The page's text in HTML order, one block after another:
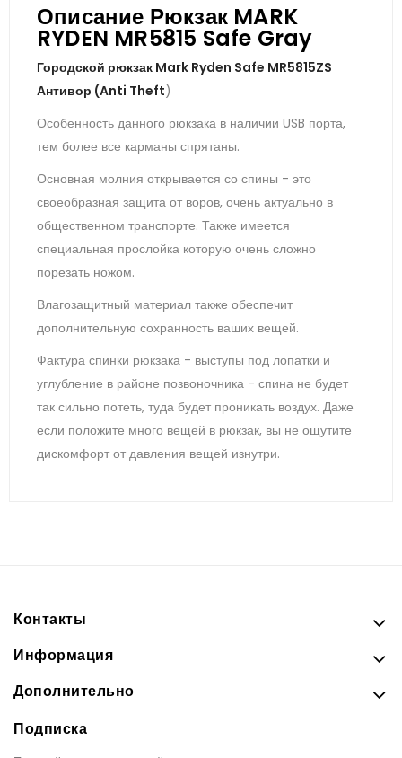
Описание Рюкзак MARK
RYDEN MR5815 Safe Gray
Городской рюкзак Mark Ryden Safe MR5815ZS
Антивор (Anti Theft)
Особенность данного рюкзака в наличии USB порта,
тем более все карманы спрятаны.
Основная молния открывается со спины - это
своеобразная защита от воров, очень актуально в
общественном транспорте. Также имеется
специальная прослойка которую очень сложно
порезать ножом.
Влагозащитный материал также обеспечит
дополнительную сохранность ваших вещей.
Фактура спинки рюкзака - выступы под лопатки и
углубление в районе позвоночника - спина не будет
так сильно потеть, туда будет проникать воздух. Даже
если положите много вещей в рюкзак, вы не ощутите
дискомфорт от давления вещей изнутри.
Контакты
Информация
Дополнительно
Подписка